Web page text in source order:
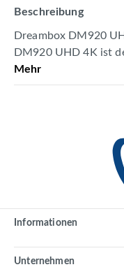
Beschreibung
Dreambox DM920
DM920 UHD 4K ist
Mehr
Informationen
Unternehmen